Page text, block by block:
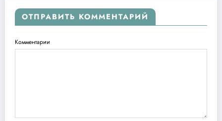
ОТПРАВИТЬ КОММЕНТАРИЙ
Комментарии